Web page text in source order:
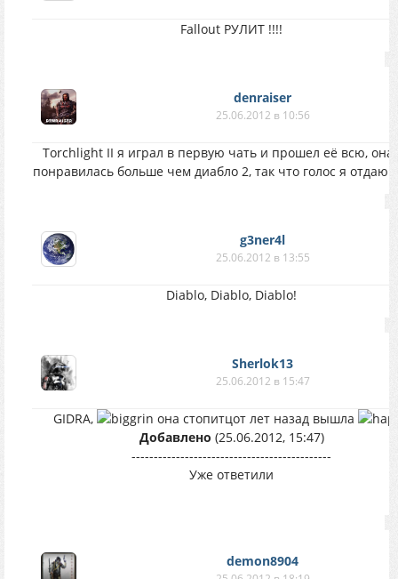
Fallout РУЛИТ !!!!
denraiser
25.06.2012 в 10:56
Torchlight II я играл в первую чать и прошел её всю, она
понравилась больше чем диабло 2, так что голос я отдаю
g3ner4l
25.06.2012 в 13:55
Diablo, Diablo, Diablo!
Sherlok13
25.06.2012 в 15:47
GIDRA,
она стопитцот лет назад вышла
Добавлено (25.06.2012, 15:47)
---------------------------------------------
Уже ответили
demon8904